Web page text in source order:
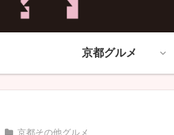
京都グルメ
京都その他グルメ